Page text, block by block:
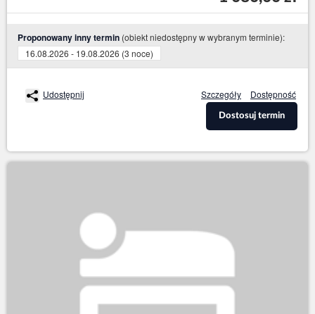
Proponowany inny termin (obiekt niedostępny w wybranym terminie):
16.08.2026 - 19.08.2026 (3 noce)
Udostępnij Szczegóły Dostępność
Dostosuj termin